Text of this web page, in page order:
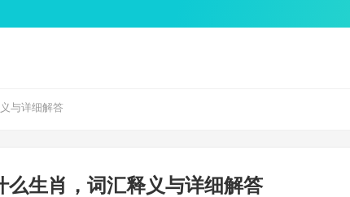
与详细解答
么生肖，词汇释义与详细解答